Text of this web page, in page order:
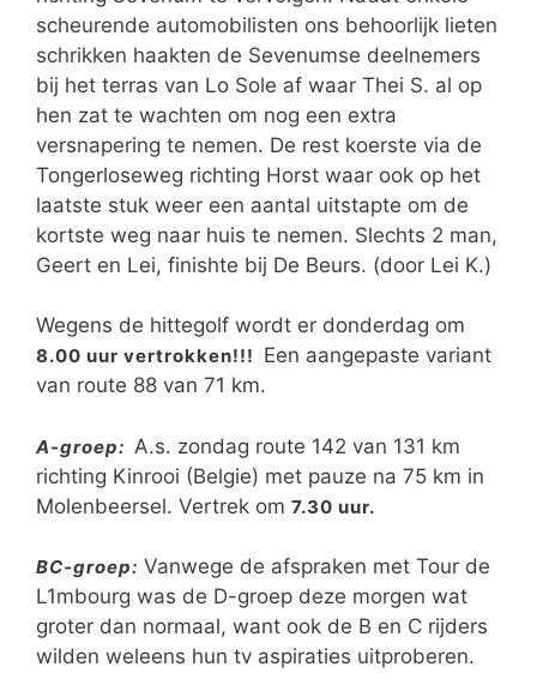
scheurende automobilisten ons behoorlijk lieten
schrikken haakten de Sevenumse deelnemers
bij het terras van Lo Sole af waar Thei S. al op
hen zat te wachten om nog een extra
versnapering te nemen. De rest koerste via de
Tongerloseweg richting Horst waar ook op het
laatste stuk weer een aantal uitstapte om de
kortste weg naar huis te nemen. Slechts 2 man,
Geert en Lei, finishte bij De Beurs. (door Lei K.)
Wegens de hittegolf wordt er donderdag om
8.00 uur vertrokken!!! Een aangepaste variant
van route 88 van 71 km.
A-groep: A.s. zondag route 142 van 131 km
richting Kinrooi (Belgie) met pauze na 75 km in
Molenbeersel. Vertrek om 7.30 uur.
BC-groep: Vanwege de afspraken met Tour de
L1mbourg was de D-groep deze morgen wat
groter dan normaal, want ook de B en C rijders
wilden weleens hun tv aspiraties uitproberen.